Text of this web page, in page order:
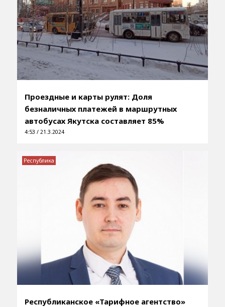
Проездные и карты рулят: Доля
безналичных платежей в маршрутных
автобусах Якутска составляет 85%
4:53 / 21.3.2024
Республиканское «Тарифное агентство»
Республика